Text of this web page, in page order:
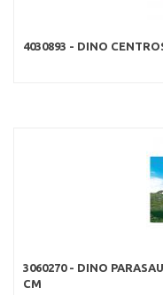
4030893 - DINO
3060270 - DINO
CM